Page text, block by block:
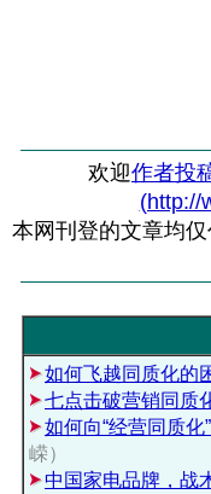
欢迎作者投
(http://
本网刊登的文章均
如何飞越同质化的
七点击破营销同质
如何向“经营同质化
嵘）
中国家电品牌，战